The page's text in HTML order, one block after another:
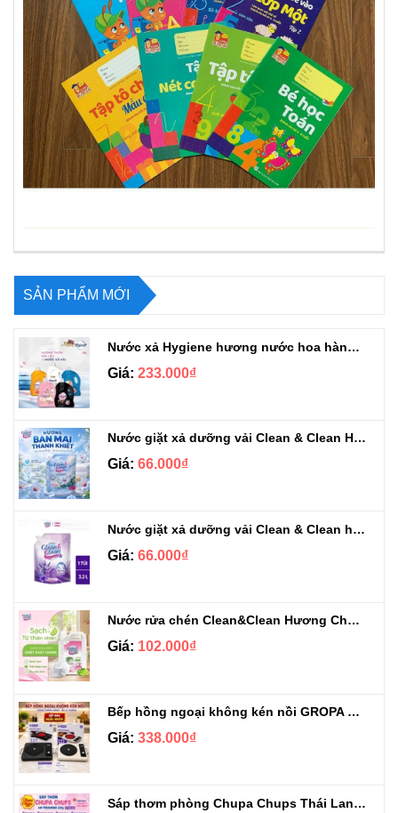
SẢN PHẨM MỚI
Nước xả Hygiene hương nước hoa hàng chuẩn Thái can 3L3
Giá: 233.000₫
Nước giặt xả dưỡng vải Clean & Clean Hương Ban Mai 3.2kg
Giá: 66.000₫
Nước giặt xả dưỡng vải Clean & Clean hương Violet 3.2kg
Giá: 66.000₫
Nước rửa chén Clean&Clean Hương Chanh Can 5L
Giá: 102.000₫
Bếp hồng ngoại không kén nồi GROPA G1-608
Giá: 338.000₫
Sáp thơm phòng Chupa Chups Thái Lan 230g